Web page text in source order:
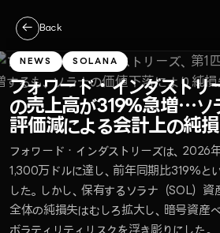
← Back
NEWS SOLANA
フォワード・インダストリ
の売上高が319%急増…ソ
評価減による会計上の純
フォワード・インダストリーズは、2026
1,300万ドルに達し、前年同期比319%と
した。しかし、保有するソラナ（SOL）資
全体の純損失はむしろ拡大し、暗号資産